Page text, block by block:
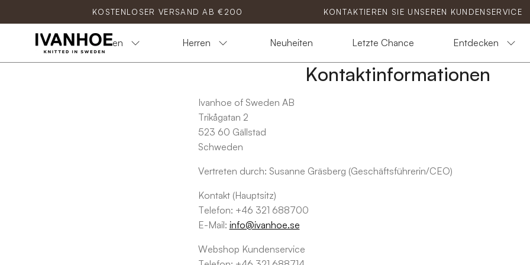
überspringen
KOSTENLOSER VERSAND AB €200 KONTAKTIEREN SIE UNSEREN KUNDENSERVICE
Damen Herren Neuheiten Letzte Chance Entdecken
Kontaktinformationen
Ivanhoe of Sweden AB
Trikågatan 2
523 60 Gällstad
Schweden
Vertreten durch: Susanne Gräsberg (Geschäftsführerin/CEO)
Kontakt (Hauptsitz)
Telefon: +46 321 688700
E-Mail: info@ivanhoe.se
Webshop Kundenservice